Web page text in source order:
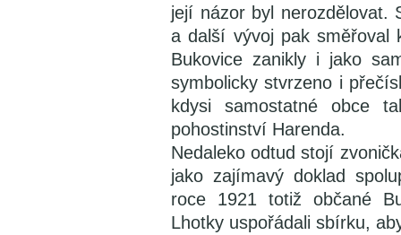
její názor byl nerozdělovat.
a další vývoj pak směřoval
Bukovice zanikly i jako
symbolicky stvrzeno i
kdysi samostatné obce
pohostinství Harenda.
Nedaleko odtud stojí
jako zajímavý doklad
roce 1921 totiž občané
Lhotky uspořádali sbírku,